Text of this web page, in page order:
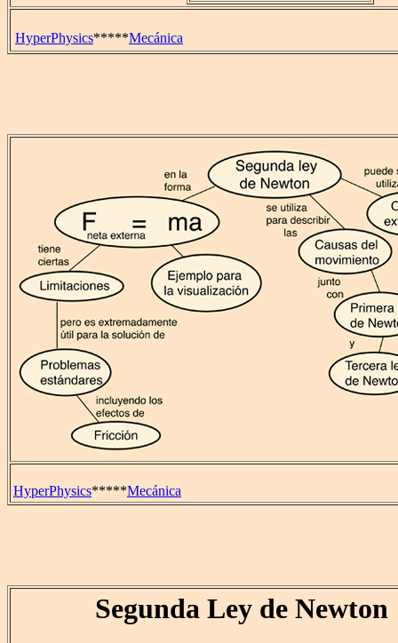
HyperPhysics*****Mecánica
HyperPhysics*****Mecánica
Segunda Ley de Newton